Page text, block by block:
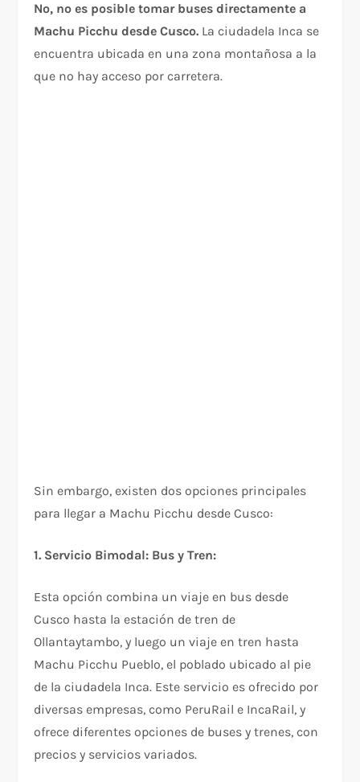
No, no es posible tomar buses directamente a
Machu Picchu desde Cusco. La ciudadela Inca se
encuentra ubicada en una zona montañosa a la
que no hay acceso por carretera.
Sin embargo, existen dos opciones principales
para llegar a Machu Picchu desde Cusco:
1. Servicio Bimodal: Bus y Tren:
Esta opción combina un viaje en bus desde
Cusco hasta la estación de tren de
Ollantaytambo, y luego un viaje en tren hasta
Machu Picchu Pueblo, el poblado ubicado al pie
de la ciudadela Inca. Este servicio es ofrecido por
diversas empresas, como PeruRail e IncaRail, y
ofrece diferentes opciones de buses y trenes, con
precios y servicios variados.